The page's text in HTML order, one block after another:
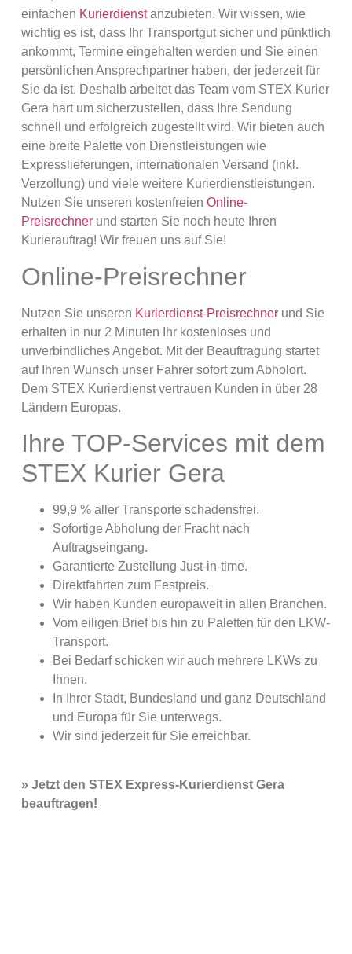
einfachen Kurierdienstanzubieten. Wir wissen, wie
wichtig es ist, dass Ihr Transportgut sicher und pünktlich
ankommt, Termine eingehalten werden und Sie einen
persönlichen Ansprechpartner haben, der jederzeit für
Sie da ist. Deshalb arbeitet das Team vom STEX Kurier
Gera hart um sicherzustellen, dass Ihre Sendung
schnell und erfolgreich zugestellt wird. Wir bieten auch
eine breite Palette von Dienstleistungen wie
Expresslieferungen, internationalen Versand (inkl.
Verzollung) und viele weitere Kurierdienstleistungen.
Nutzen Sie unseren kostenfreien Online-
Preisrechnerund starten Sie noch heute Ihren
Kurierauftrag! Wir freuen uns auf Sie!
Online-Preisrechner
Nutzen Sie unseren Kurierdienst-Preisrechnerund Sie
erhalten in nur 2 Minuten Ihr kostenloses und
unverbindliches Angebot. Mit der Beauftragung startet
auf Ihren Wunsch unser Fahrer sofort zum Abholort.
Dem STEX Kurierdienst vertrauen Kunden in über 28
Ländern Europas.
Ihre TOP-Services mit dem
STEX Kurier Gera
99,9 % aller Transporte schadensfrei.
Sofortige Abholung der Fracht nach
Auftragseingang.
Garantierte Zustellung Just-in-time.
Direktfahrten zum Festpreis.
Wir haben Kunden europaweit in allen Branchen.
Vom eiligen Brief bis hin zu Paletten für den LKW-
Transport.
Bei Bedarf schicken wir auch mehrere LKWs zu
Ihnen.
In Ihrer Stadt, Bundesland und ganz Deutschland
und Europa für Sie unterwegs.
Wir sind jederzeit für Sie erreichbar.
» Jetzt den STEX Express-Kurierdienst Gera
beauftragen!